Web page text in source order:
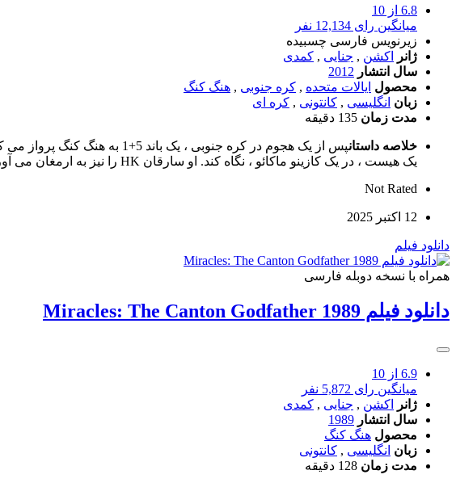
6.8 از 10
میانگین رای 12,134 نفر
زیرنویس فارسی چسبیده
ژانر
اکشن , جنایی , کمدی
سال انتشار 2012
محصول ایالات متحده , کره جنوبی , هنگ کنگ
زبان انگلیسی , کانتونی , کره ای
مدت زمان 135 دقیقه
خلاصه داستان
یک هیست ، در یک کازینو ماکائو ، نگاه کند. او سارقان HK را نیز به ارمغان می آورد. آیا می توان به کسی اعتماد کرد؟
Not Rated
12 اکتبر 2025
دانلود فیلم
همراه با نسخه دوبله فارسی
دانلود فیلم Miracles: The Canton Godfather 1989
6.9 از 10
میانگین رای 5,872 نفر
ژانر
اکشن , جنایی , کمدی
سال انتشار 1989
محصول هنگ کنگ
زبان انگلیسی , کانتونی
مدت زمان 128 دقیقه